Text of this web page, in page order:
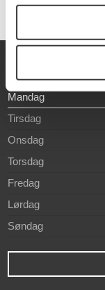
Åbningstider
Mandag
Tirsdag
Onsdag
Torsdag
Fredag
Lørdag
Søndag